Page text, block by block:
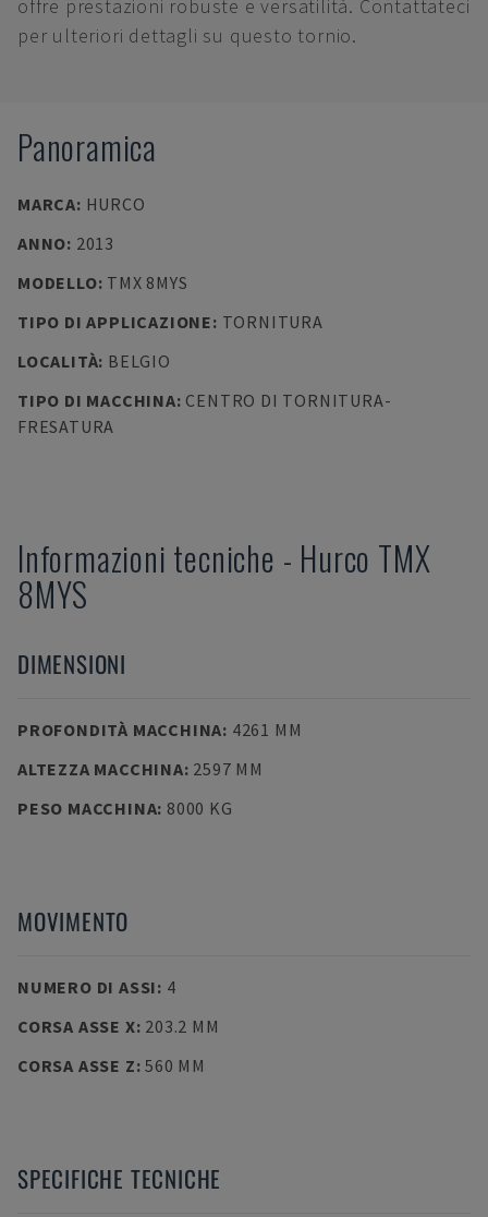
offre prestazioni robuste e versatilità. Contattateci
per ulteriori dettagli su questo tornio.
Panoramica
MARCA: HURCO
ANNO: 2013
MODELLO: TMX 8MYS
TIPO DI APPLICAZIONE: TORNITURA
LOCALITÀ: BELGIO
TIPO DI MACCHINA: CENTRO DI TORNITURA-
FRESATURA
Informazioni tecniche - Hurco TMX
8MYS
DIMENSIONI
PROFONDITÀ MACCHINA: 4261 MM
ALTEZZA MACCHINA: 2597 MM
PESO MACCHINA: 8000 KG
MOVIMENTO
NUMERO DI ASSI: 4
CORSA ASSE X: 203.2 MM
CORSA ASSE Z:560 MM
SPECIFICHE TECNICHE